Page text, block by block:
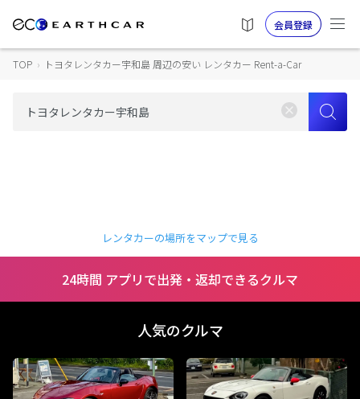
会員登録
TOP › トヨタレンタカー宇和島 周辺の安い レンタカー Rent-a-Car
レンタカーの場所をマップで見る
24時間 アプリで出発・返却できるクルマ
人気のクルマ